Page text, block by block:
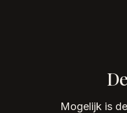
Mogelijk is